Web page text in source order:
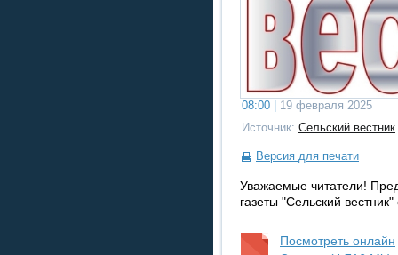
08:00 |
19 февраля 2025
Источник: Сельский вестник
Версия для печати
Уважаемые читатели!
газеты "Сельский
Посмотреть онлайн